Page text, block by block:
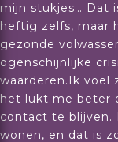
mijn stukjes… Dat
heftig zelfs, maar
gezonde
ogenschijnlijke
waarderen.Ik voel
het lukt me beter
contact te blijven.
wonen, en dat is